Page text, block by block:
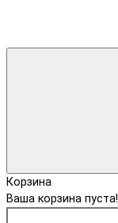
Корзина
Ваша корзина пуста!